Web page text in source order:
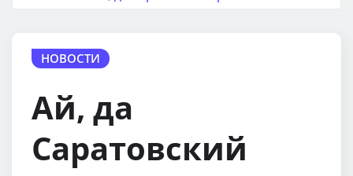
НОВОСТИ
Ай, да
Саратовский